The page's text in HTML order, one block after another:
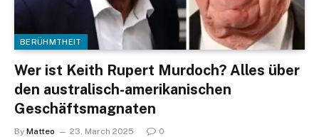
BERÜHMTHEIT
Wer ist Keith Rupert Murdoch? Alles über
den australisch-amerikanischen
Geschäftsmagnaten
By Matteo 23. March 2025 0